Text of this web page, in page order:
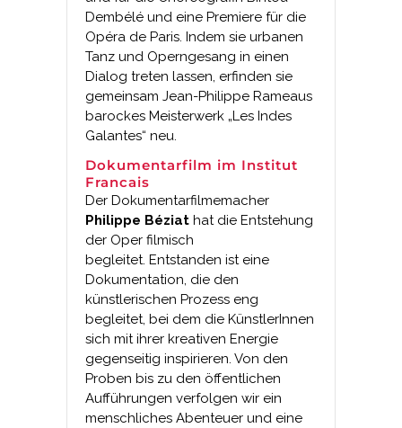
Dembélé und eine Premiere für die
Opéra de Paris. Indem sie urbanen
Tanz und Operngesang in einen
Dialog treten lassen, erfinden sie
gemeinsam Jean-Philippe Rameaus
barockes Meisterwerk „Les Indes
Galantes“ neu.
Dokumentarfilm im Institut
Francais
Der Dokumentarfilmemacher
Philippe Béziat hat die Entstehung
der Oper filmisch
begleitet. Entstanden ist eine
Dokumentation, die den
künstlerischen Prozess eng
begleitet, bei dem die KünstlerInnen
sich mit ihrer kreativen Energie
gegenseitig inspirieren. Von den
Proben bis zu den öffentlichen
Aufführungen verfolgen wir ein
menschliches Abenteuer und eine